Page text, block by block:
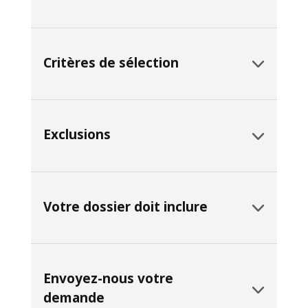
Critères de sélection
Exclusions
Votre dossier doit inclure
Envoyez-nous votre
demande